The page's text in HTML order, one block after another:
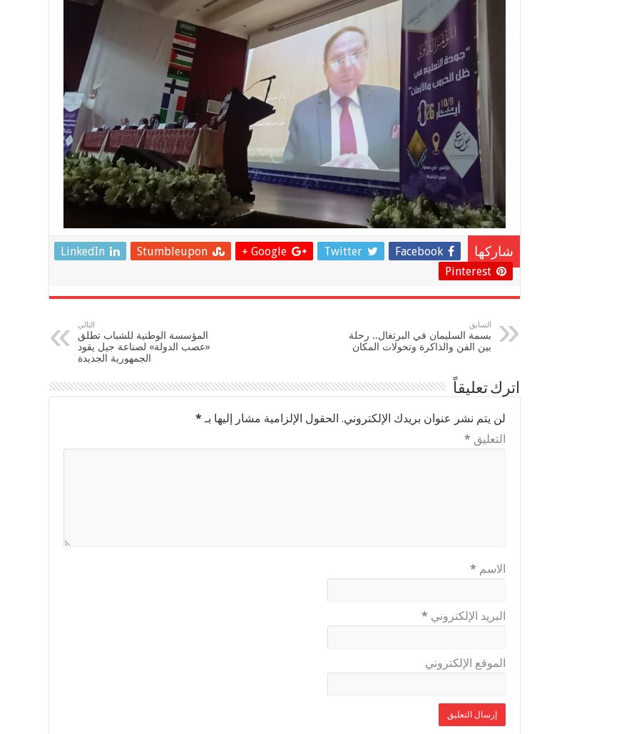
شاركها Facebook
Twitter
Google +
Stumbleupon
LinkedIn
Pinterest
السابق
بسمة السليمان في البرتغال.. رحلة
بين الفن والذاكرة وتحولات المكان
التالي
المؤسسة الوطنية للشباب تطلق
«عصب الدولة» لصناعة جيل يقود
الجمهورية الجديدة
اترك تعليقاً
لن يتم نشر عنوان بريدك الإلكتروني. الحقول الإلزامية مشار إليها بـ*
التعليق *
الاسم *
البريد الإلكتروني *
الموقع الإلكتروني